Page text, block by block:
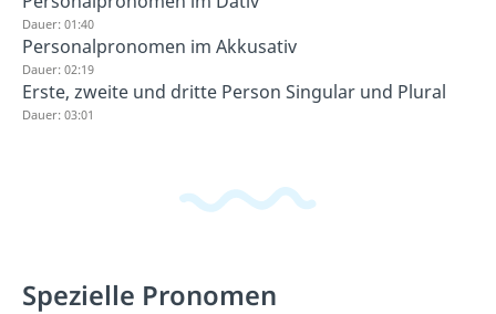
Dauer: 01:40
Personalpronomen im Akkusativ
Dauer: 02:19
Erste, zweite und dritte Person Singular und Plural
Dauer: 03:01
Spezielle Pronomen